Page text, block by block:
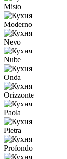
Misto
Moderno
Nevo
Nube
Onda
Orizzonte
Paola
Pietra
Profondo